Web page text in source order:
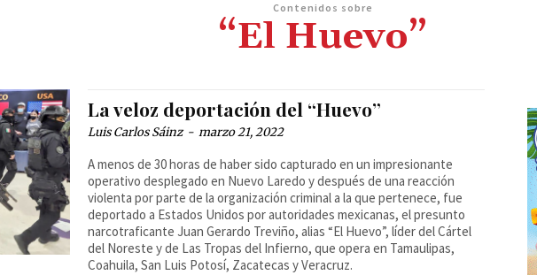
Contenidos sobre
“El Huevo”
La veloz deportación del “Huevo”
Luis Carlos Sáinz - marzo 21, 2022
A menos de 30 horas de haber sido capturado en un impresionante
operativo desplegado en Nuevo Laredo y después de una reacción
violenta por parte de la organización criminal a la que pertenece, fue
deportado a Estados Unidos por autoridades mexicanas, el presunto
narcotraficante Juan Gerardo Treviño, alias “El Huevo”, líder del Cártel
del Noreste y de Las Tropas del Infierno, que opera en Tamaulipas,
Coahuila, San Luis Potosí, Zacatecas y Veracruz.